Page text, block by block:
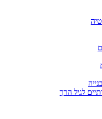
לגיל הרך